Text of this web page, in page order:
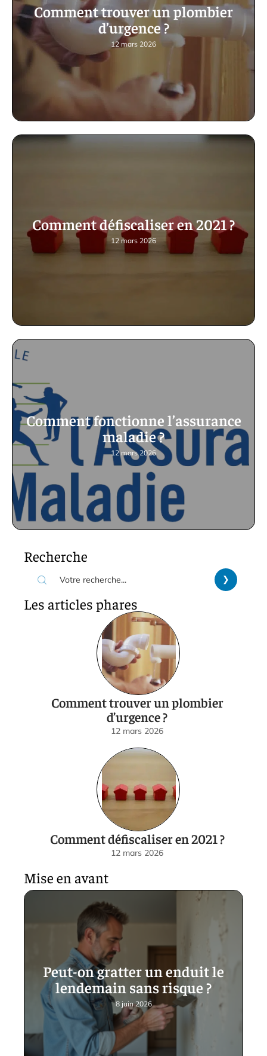
Comment trouver un plombier
d’urgence ?
12 mars 2026
Comment défiscaliser en 2021 ?
12 mars 2026
Comment fonctionne l’assurance
maladie ?
12 mars 2026
Recherche
Les articles phares
Comment trouver un plombier
d’urgence ?
12 mars 2026
Comment défiscaliser en 2021 ?
12 mars 2026
Mise en avant
Peut-on gratter un enduit le
lendemain sans risque ?
8 juin 2026